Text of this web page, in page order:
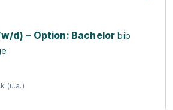
d) – Option: Bachelor bib
(u.a.)